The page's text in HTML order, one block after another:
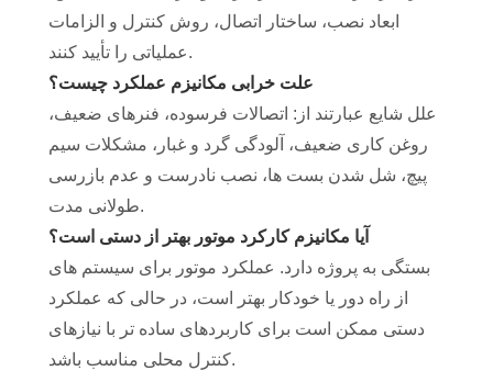
ابعاد نصب، ساختار اتصال، روش کنترل و الزامات
عملیاتی را تأیید کنند.
علت خرابی مکانیزم عملکرد چیست؟
علل شایع عبارتند از: اتصالات فرسوده، فنرهای ضعیف،
روغن کاری ضعیف، آلودگی گرد و غبار، مشکلات سیم
پیچ، شل شدن بست ها، نصب نادرست و عدم بازرسی
طولانی مدت.
آیا مکانیزم کارکرد موتور بهتر از دستی است؟
بستگی به پروژه دارد. عملکرد موتور برای سیستم های
از راه دور یا خودکار بهتر است، در حالی که عملکرد
دستی ممکن است برای کاربردهای ساده تر با نیازهای
کنترل محلی مناسب باشد.